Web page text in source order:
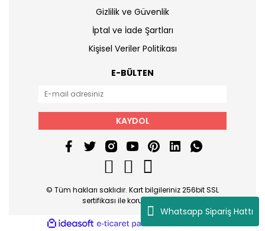
Whatsapp Sipariş Hattı
Gizlilik ve Güvenlik
İptal ve İade Şartları
Kişisel Veriler Politikası
E-BÜLTEN
KAYDOL
© Tüm hakları saklıdır. Kart bilgileriniz 256bit SSL
sertifikası ile korunmaktadır.
ideasoft